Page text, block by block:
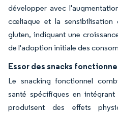
développer avec
cœliaque et la sensibilisation
gluten, indiquant une
de l'adoption initiale des
Essor des snacks
Le snacking fonctionnel
santé spécifiques en
produisent des effets